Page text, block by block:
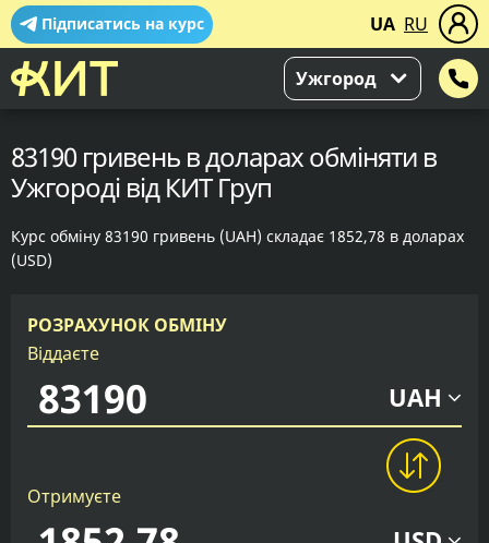
Підписатись на курс UA RU
Ужгород
83190 гривень в доларах обміняти в
Ужгороді від КИТ Груп
Курс обміну 83190 гривень (UAH) складає 1852,78 в доларах
(USD)
РОЗРАХУНОК ОБМІНУ
Віддаєте
UAH
Отримуєте